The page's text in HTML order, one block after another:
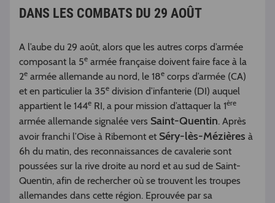
DANS LES COMBATS DU 29 AOÛT
A l’aube du 29 août, alors que les autres corps d’armée
composant la 5e armée française doivent faire face à la
2e armée allemande au nord, le 18e corps d’armée (CA)
et en particulier la 35e division d’infanterie (DI) auquel
appartient le 144e RI, a pour mission d’attaquer la 1ère
armée allemande signalée vers Saint-Quentin. Après
avoir franchi l’Oise à Ribemont et Séry-lès-Mézières à
6h du matin, des reconnaissances de cavalerie sont
poussées sur la rive droite au nord et au sud de Saint-
Quentin, afin de rechercher où se trouvent les troupes
allemandes dans cette région. Eprouvée par sa